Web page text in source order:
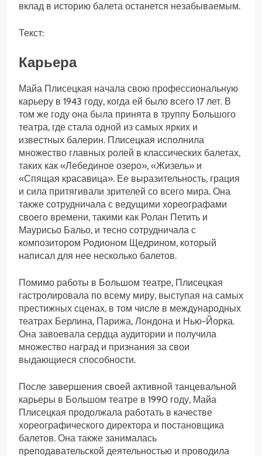
вклад в историю балета останется незабываемым.
Текст:
Карьера
Майа Плисецкая начала свою профессиональную
карьеру в 1943 году, когда ей было всего 17 лет. В
том же году она была принята в труппу Большого
театра, где стала одной из самых ярких и
известных балерин. Плисецкая исполнила
множество главных ролей в классических балетах,
таких как «Лебединое озеро», «Жизель» и
«Спящая красавица». Ее выразительность, грация
и сила притягивали зрителей со всего мира. Она
также сотрудничала с ведущими хореографами
своего времени, такими как Ролан Петить и
Маурисьо Бальо, и тесно сотрудничала с
композитором Родионом Щедрином, который
написал для нее несколько балетов.
Помимо работы в Большом театре, Плисецкая
гастролировала по всему миру, выступая на самых
престижных сценах, в том числе в международных
театрах Берлина, Парижа, Лондона и Нью-Йорка.
Она завоевала сердца аудитории и получила
множество наград и признания за свои
выдающиеся способности.
После завершения своей активной танцевальной
карьеры в Большом театре в 1990 году, Майа
Плисецкая продолжала работать в качестве
хореографического директора и постановщика
балетов. Она также занималась
преподавательской деятельностью и проводила